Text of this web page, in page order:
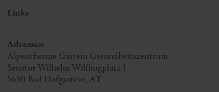
Links
Adressen
Alpentherme Gastein Gesundheitszentrum
Senator Wilhelm Wilflingplatz 1
5630 Bad Hofgastein, AT